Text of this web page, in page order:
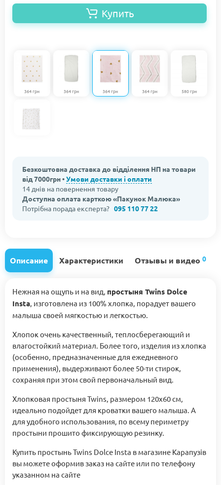
Купить
364 грн 364 грн 364 грн 364 грн 580 грн
Безкоштовна доставка до відділення НП на товари
від 7000грн •Умови доставки і оплати
14 днів на повернення товару
Доступна оплата карткою «Пакунок Малюка»
Потрібна порада експерта? 095 110 77 22
Описание Характеристики Отзывы и видео 0
Нежная на ощупь и на вид, простыня Twins Dolce
Insta, изготовлена из 100% хлопка, порадует вашего
малыша своей мягкостью и легкостью.
Хлопок очень качественный, теплосберегающий и
влагостойкий материал. Более того, изделия из хлопка
(особенно, предназначенные для ежедневного
применения), выдерживают более 50-ти стирок,
сохраняя при этом свой первоначальный вид.
Хлопковая простыня Twins, размером 120x60 см,
идеально подойдет для кроватки вашего малыша. А
для удобного использования, по всему периметру
простыни прошито фиксирующую резинку.
Купить простынь Twins Dolce Insta в магазине Карапузів
вы можете оформив заказ на сайте или по телефону
указанном на сайте